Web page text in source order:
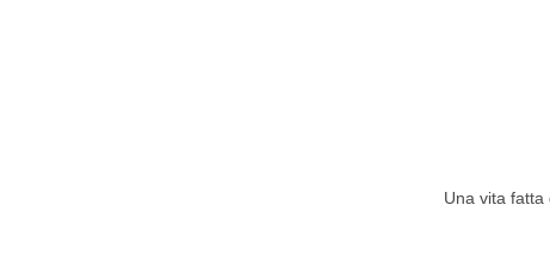
Una vita